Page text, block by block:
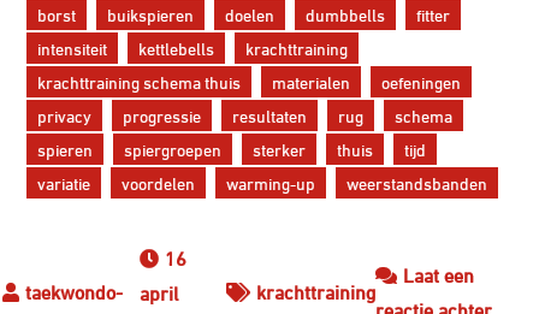
borst
buikspieren doelen dumbbells
fitter
intensiteit
kettlebells
krachttraining
krachttraining schema thuis
materialen
oefeningen
privacy
progressie resultaten rug
schema
spieren
spiergroepen sterker thuis
tijd
variatie
voordelen warming-up weerstandsbanden
16
april
krachttraining
Laat een
op